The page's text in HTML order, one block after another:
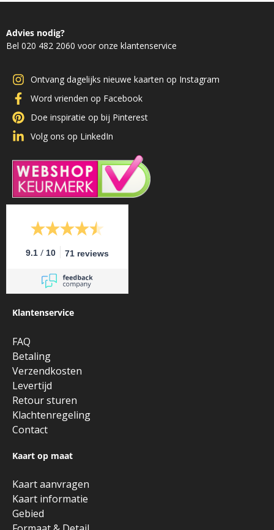
Advies nodig?
Bel 020 482 2060 voor onze klantenservice
Ontvang dagelijks nieuwe kaarten op Instagram
Word vrienden op Facebook
Doe inspiratie op bij Pinterest
Volg ons op LinkedIn
9.1 / 10 71 reviews
Klantenservice
FAQ
Betaling
Verzendkosten
Levertijd
Retour sturen
Klachtenregeling
Contact
Kaart op maat
Kaart aanvragen
Kaart informatie
Gebied